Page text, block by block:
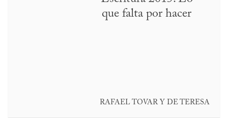
que falta por hacer
RAFAEL TOVAR Y DE TERESA